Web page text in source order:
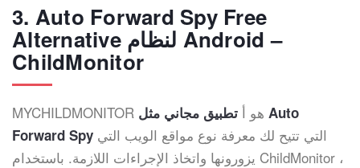
3. Auto Forward Spy Free
Alternative لنظام Android –
ChildMonitor
MYCHILDMONITOR هو أ تطبيق مجاني مثل Auto
Forward Spy
يزورونها واتخاذ الإجراءات اللازمة. باستخدام ChildMonitor ،